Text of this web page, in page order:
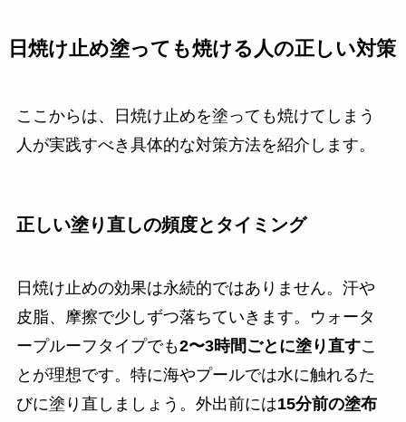
日焼け止め塗っても焼ける人の正しい対策
ここからは、日焼け止めを塗っても焼けてしまう
人が実践すべき具体的な対策方法を紹介します。
正しい塗り直しの頻度とタイミング
日焼け止めの効果は永続的ではありません。汗や
皮脂、摩擦で少しずつ落ちていきます。ウォータ
ープルーフタイプでも2〜3時間ごとに塗り直すこ
とが理想です。特に海やプールでは水に触れるた
びに塗り直しましょう。外出前には15分前の塗布